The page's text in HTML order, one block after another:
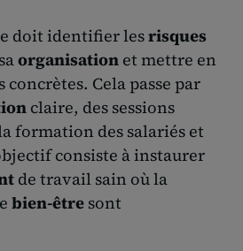
doit identifier lesrisques
organisation et mettre en
Cela passe par
claire, des sessions
formation des salariés et
consiste à instaurer
de travail sain où la
bien-être sont